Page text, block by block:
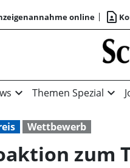
online contact_page
expand_more Themen Spezial expand_more
Wettbewerb
zum